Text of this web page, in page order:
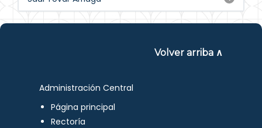
Volver arriba ∧
Administración Central
Página principal
Rectoría